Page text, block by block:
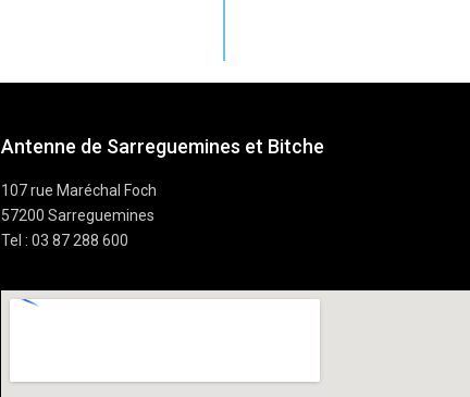
Antenne de Sarreguemines et Bitche
107 rue Maréchal Foch
57200 Sarreguemines
Tel : 03 87 288 600